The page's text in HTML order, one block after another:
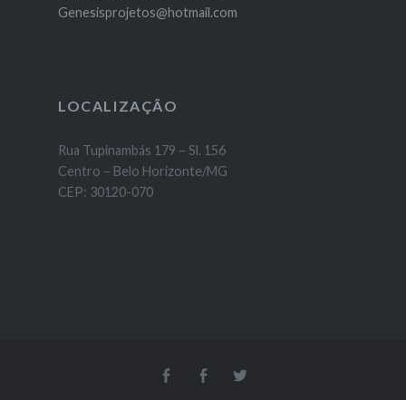
Genesisprojetos@hotmail.com
LOCALIZAÇÃO
Rua Tupinambás 179 – Sl. 156
Centro – Belo Horizonte/MG
CEP: 30120-070
FacebookFacebook